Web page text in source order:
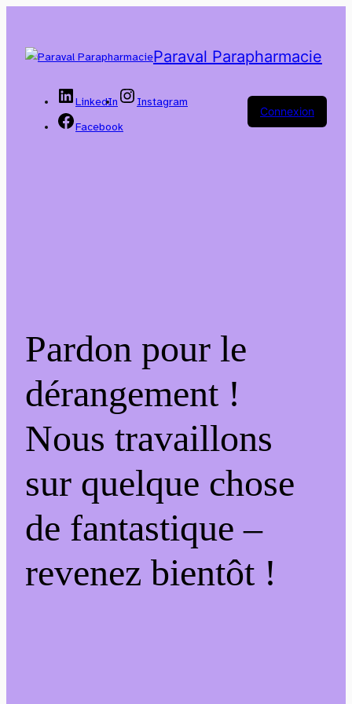
Paraval Parapharmacie
LinkedIn
Instagram
Facebook
Connexion
Pardon pour le
dérangement !
Nous travaillons
sur quelque chose
de fantastique –
revenez bientôt !